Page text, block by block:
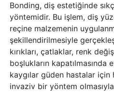
Bonding, diş estetiğinde
yöntemidir. Bu işlem, diş
reçine malzemenin
şekillendirilmesiyle
kırıkları, çatlaklar, renk
boşlukların
kaygılar güden hastalar için
invaziv bir yöntem